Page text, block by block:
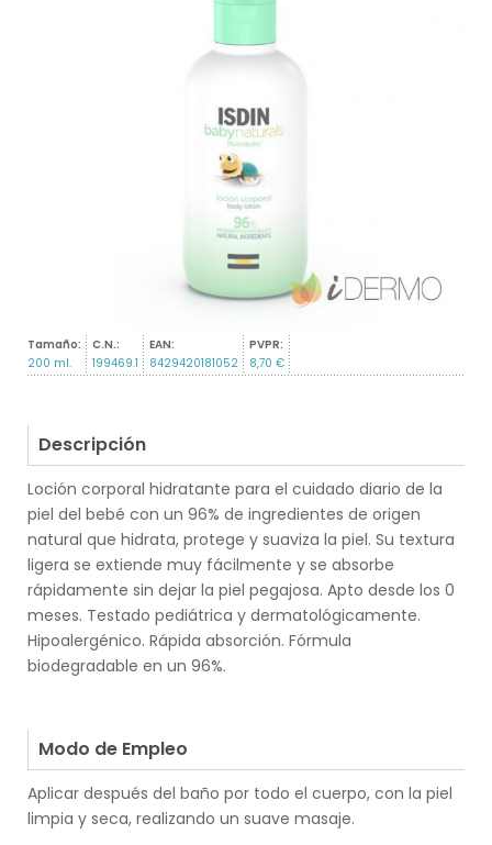
Tamaño:
200 ml.
C.N.:
199469.1
EAN:
8429420181052
PVPR:
8,70 €
Descripción
Loción corporal hidratante para el cuidado diario de la
piel del bebé con un 96% de ingredientes de origen
natural que hidrata, protege y suaviza la piel. Su textura
ligera se extiende muy fácilmente y se absorbe
rápidamente sin dejar la piel pegajosa. Apto desde los 0
meses. Testado pediátrica y dermatológicamente.
Hipoalergénico. Rápida absorción. Fórmula
biodegradable en un 96%.
Modo de Empleo
Aplicar después del baño por todo el cuerpo, con la piel
limpia y seca, realizando un suave masaje.